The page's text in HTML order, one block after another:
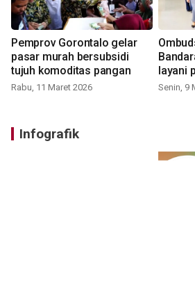
Pemprov Gorontalo gelar
pasar murah bersubsidi
tujuh komoditas pangan
Rabu, 11 Maret 2026
layani
Senin, 9
Infografik